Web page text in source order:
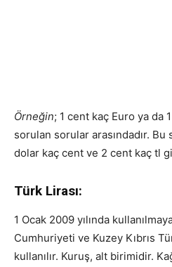
Örneğin; 1 cent kaç Euro ya da
sorulan sorular arasındadır.
dolar kaç cent ve 2 cent kaç tl
Türk Lirası:
1 Ocak 2009 yılında
Cumhuriyeti ve Kuzey Kıbrıs
kullanılır. Kuruş, alt birimidir.